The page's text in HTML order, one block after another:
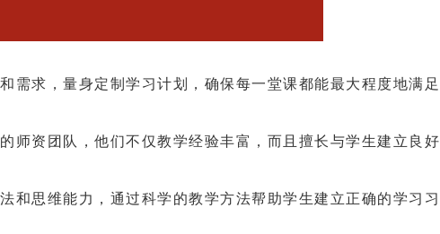
需求，量身定制学习计划，确保每一堂课都能最大程度地满足
师资团队，他们不仅教学经验丰富，而且擅长与学生建立良好
和思维能力，通过科学的教学方法帮助学生建立正确的学习习